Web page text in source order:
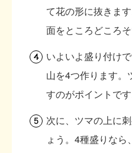
て花の形に抜きま
面をところどころそ
いよいよ盛り付け
山を4つ作ります。
すのがポイントです
次に、ツマの上に
ょう。4種盛りな